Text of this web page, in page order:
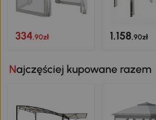
334,90zł 1.158,90zł
Najczęściej kupowane razem